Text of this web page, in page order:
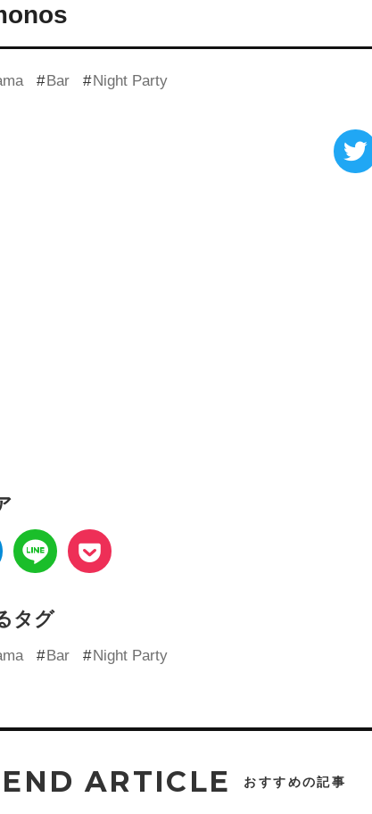
Bar Night Party
タグ
Bar Night Party
ARTICLE おすすめの記事